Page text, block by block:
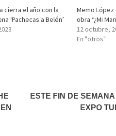
cierra el año con la
‘Pachecas a Belén’
Memo López
obra “¿Mi
12 octubre,
En "otros"
ESTE FIN DE
EXPO